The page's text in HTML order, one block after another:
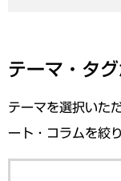
テーマ・タ
テーマを選択いた
ート・コラムを絞